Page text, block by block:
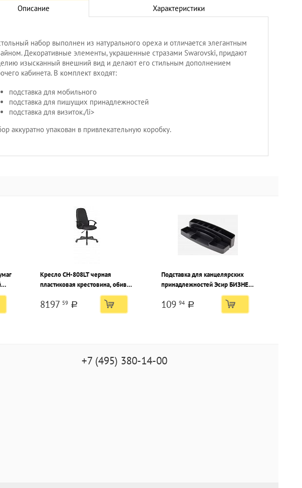
Описание Характеристики
набор выполнен из натурального ореха и отличается элегантным
Декоративные элементы, украшенные стразами Swarovski, придают
изысканный внешний вид и делают его стильным дополнением
кабинета. В комплект входят:
подставка для мобильного
подставка для пишущих принадлежностей
подставка для визиток./li>
аккуратно упакован в привлекательную коробку.
Кресло CH-808LT черная
пластиковая крестовина, обивка
черная ткань, подлокотники
пластик
8197 59 a
Подставка для канцелярских
принадлежностей Эсир БИЗНЕС
1250х100х62 мм, черный
пластик
109 94 a
+7 (495) 380-14-00